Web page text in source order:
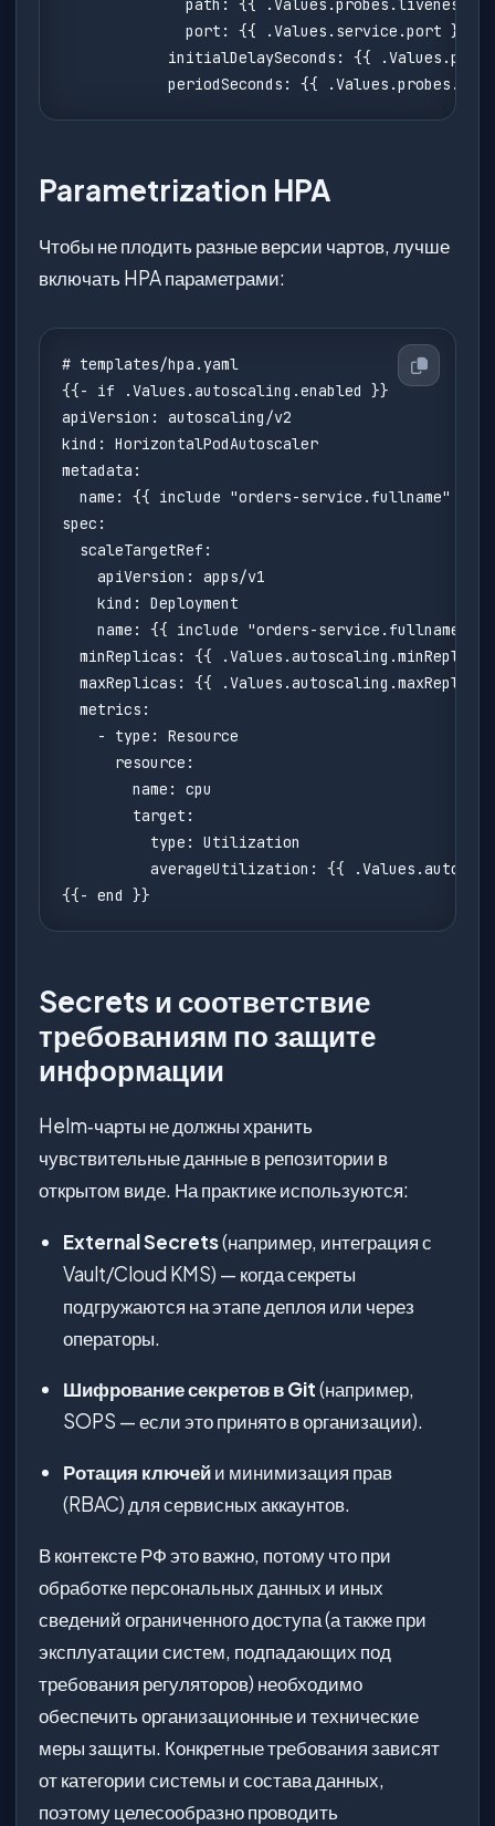
path: {{
              port: {{ .Values.service.port }}
initialDelaySeconds: {{
periodSeconds: {{
Parametrization HPA
Чтобы не плодить разные версии чартов, лучше
включать HPA параметрами:
# templates/hpa.yaml
{{- if .Values.autoscaling.enabled }}
apiVersion: autoscaling/v2
kind: HorizontalPodAutoscaler
metadata:
name: {{ include "orders-service.fullname" .
spec:
  scaleTargetRef:
    apiVersion: apps/v1
    kind: Deployment
name: {{ include "orders-service.fullname" .
minReplicas: {{
maxReplicas: {{
  metrics:
    - type: Resource
      resource:
        name: cpu
        target:
          type: Utilization
averageUtilization: {{
{{- end }}
Secrets и соответствие
требованиям по защите
информации
Helm‑чарты не должны хранить
чувствительные данные в репозитории в
открытом виде. На практике используются:
External Secrets(например, интеграция с
Vault/Cloud KMS) — когда секреты
подгружаются на этапе деплоя или через
операторы.
Шифрование секретов в Git(например,
SOPS — если это принято в организации).
Ротация ключейи минимизация прав
(RBAC) для сервисных аккаунтов.
В контексте РФ это важно, потому что при
обработке персональных данных и иных
сведений ограниченного доступа (а также при
эксплуатации систем, подпадающих под
требования регуляторов) необходимо
обеспечить организационные и технические
меры защиты. Конкретные требования зависят
от категории системы и состава данных,
поэтому целесообразно проводить